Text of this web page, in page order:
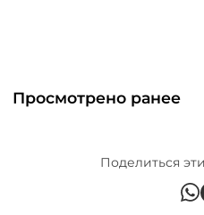
Просмотрено ранее
Поделиться